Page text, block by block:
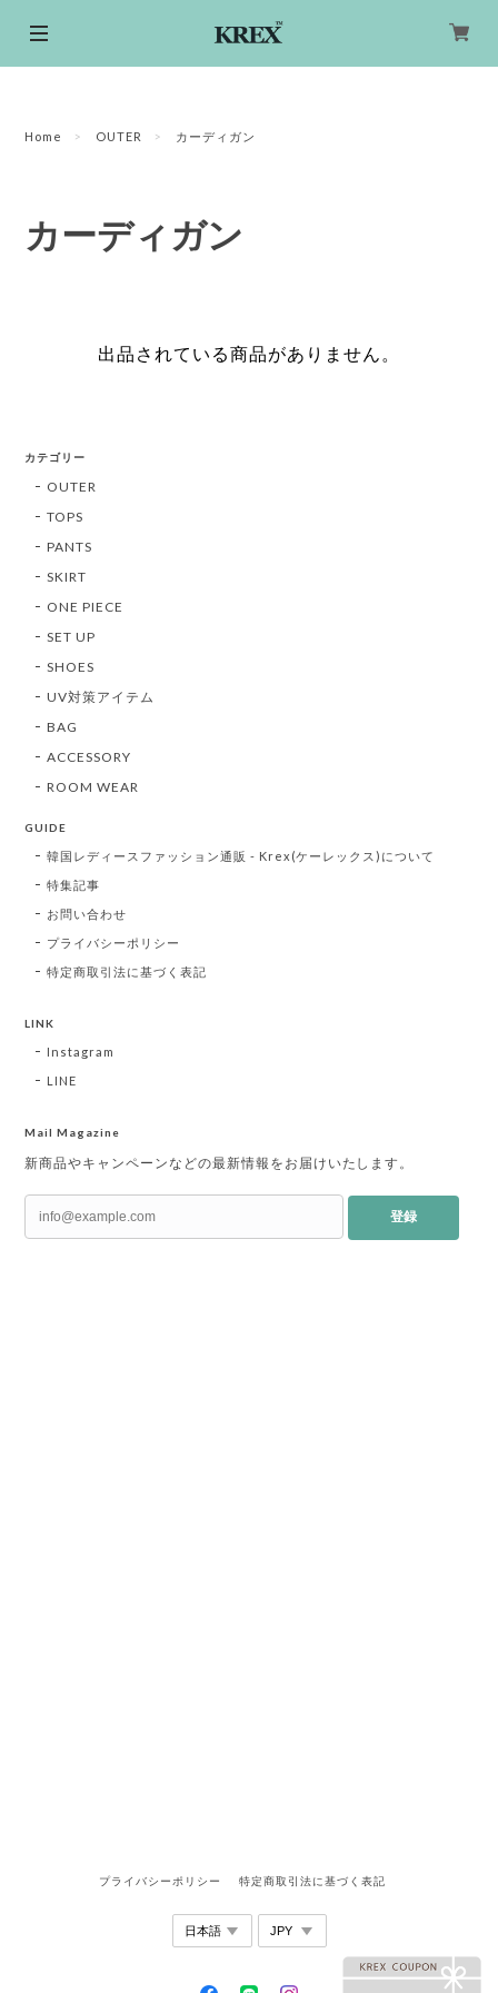
Home OUTER カーディガン
カーディガン
出品されている商品がありません。
カテゴリー
OUTER
TOPS
PANTS
SKIRT
ONE PIECE
SET UP
SHOES
UV対策アイテム
BAG
ACCESSORY
ROOM WEAR
GUIDE
韓国レディースファッション通販 - Krex(ケーレックス)について
特集記事
お問い合わせ
プライバシーポリシー
特定商取引法に基づく表記
LINK
Instagram
LINE
Mail Magazine
新商品やキャンペーンなどの最新情報をお届けいたします。
登録
プライバシーポリシー 特定商取引法に基づく表記